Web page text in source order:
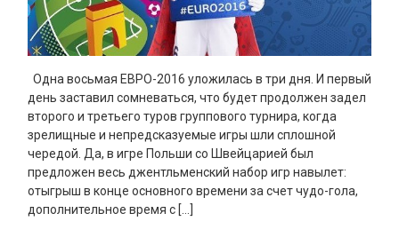
Одна восьмая ЕВРО-2016 уложилась в три дня. И первый
день заставил сомневаться, что будет продолжен задел
второго и третьего туров группового турнира, когда
зрелищные и непредсказуемые игры шли сплошной
чередой. Да, в игре Польши со Швейцарией был
предложен весь джентльменский набор игр навылет:
отыгрыш в конце основного времени за счет чудо-гола,
дополнительное время с […]